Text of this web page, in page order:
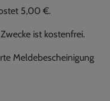
5,00 €.
ist kostenfrei.
Meldebescheinigung